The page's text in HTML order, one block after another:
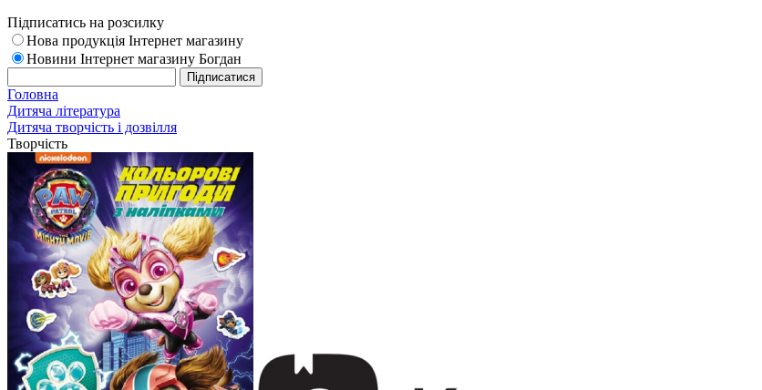
Підписатись на розсилку
Нова продукція Інтернет магазину
Новини Інтернет магазину Богдан
Головна
Дитяча література
Дитяча творчість і дозвілля
Творчість